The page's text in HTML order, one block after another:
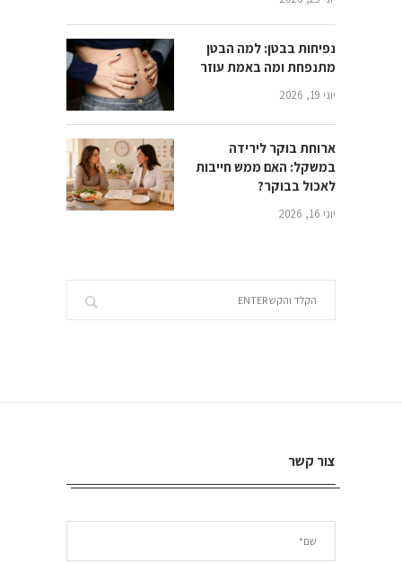
נפיחות בבטן: למה הבטן
מתנפחת ומה באמת עוזר
יוני 19, 2026
ארוחת בוקר לירידה
במשקל: האם ממש חייבות
לאכול בבוקר?
יוני 16, 2026
צור קשר